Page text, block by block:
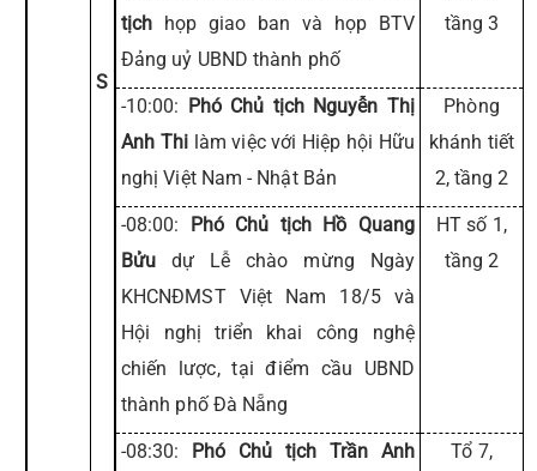
S
tịch họp giao ban và họp BTV
Đảng uỷ UBND thành phố
tầng 3
-10:00: Phó Chủ tịch Nguyễn Thị
Anh Thi làm việc với Hiệp hội Hữu
nghị Việt Nam - Nhật Bản
Phòng
khánh tiết
2, tầng 2
-08:00: Phó Chủ tịch Hồ Quang
Bửu dự Lễ chào mừng Ngày
KHCNĐMST Việt Nam 18/5 và
Hội nghị triển khai công nghệ
chiến lược, tại điểm cầu UBND
thành phố Đà Nẵng
HT số 1,
tầng 2
-08:30: Phó Chủ tịch Trần Anh
Tổ 7,